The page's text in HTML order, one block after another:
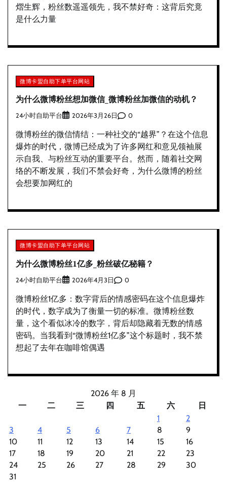
熠生辉，粉丝数遥遥领先，我不禁好奇：这背后究竟
是什么力量
微博卡盟自助下单平台网站
为什么微博粉丝想加微信_微博粉丝加微信的动机？
24小时自助平台 2026年3月26日 0
微博粉丝的微信情结：一种社交的“越界”？在这个信息
爆炸的时代，微博已经成为了许多网红和意见领袖展
示自我、与粉丝互动的重要平台。然而，随着社交网
络的不断发展，我们不禁会好奇，为什么微博的粉丝
会想要加网红的
微博卡盟自助下单平台网站
为什么微博粉丝1亿多_粉丝破亿秘籍？
24小时自助平台 2026年4月3日 0
微博粉丝1亿多：数字背后的情感密码在这个信息爆炸
的时代，数字成为了衡量一切的标准。微博粉丝数
量，这个看似冰冷的数字，背后却隐藏着无数的情感
密码。当我看到“微博粉丝1亿多”这个标题时，我不禁
想起了去年在咖啡馆偶遇
2026 年 8 月
一
二 三 四 五 六
日
1
2
3
4 5 6 7 8
9
10
11 12 13 14 15
16
17
18 19 20 21 22
23
24
25 26 27 28 29
30
31